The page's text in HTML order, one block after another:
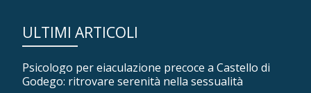
ULTIMI ARTICOLI
Psicologo per eiaculazione precoce a Castello di
Godego: ritrovare serenità nella sessualità